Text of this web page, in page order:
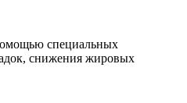
специальных
снижения жировых